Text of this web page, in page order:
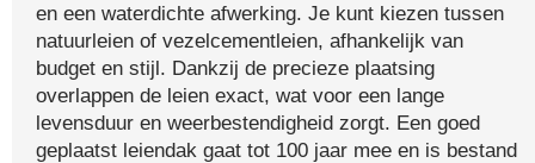
en een waterdichte afwerking. Je kunt kiezen tussen
natuurleien of vezelcementleien, afhankelijk van
budget en stijl. Dankzij de precieze plaatsing
overlappen de leien exact, wat voor een lange
levensduur en weerbestendigheid zorgt. Een goed
geplaatst leiendak gaat tot 100 jaar mee en is bestand